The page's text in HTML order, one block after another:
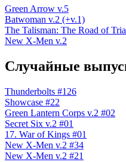
Green Arrow v.5
Batwoman v.2 (+v.1)
The Talisman: The Road of
New X-Men v.2
Случайные
Thunderbolts #126
Showcase #22
Green Lantern Corps v.2 #02
Secret Six v.2 #01
17. War of Kings #01
New X-Men v.2 #34
New X-Men v.2 #21